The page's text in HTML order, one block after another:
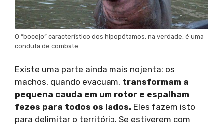
O “bocejo” característico dos hipopótamos, na verdade, é uma
conduta de combate.
Existe uma parte ainda mais nojenta: os
machos, quando evacuam, transformam a
pequena cauda em um rotor e espalham
fezes para todos os lados. Eles fazem isto
para delimitar o território. Se estiverem com